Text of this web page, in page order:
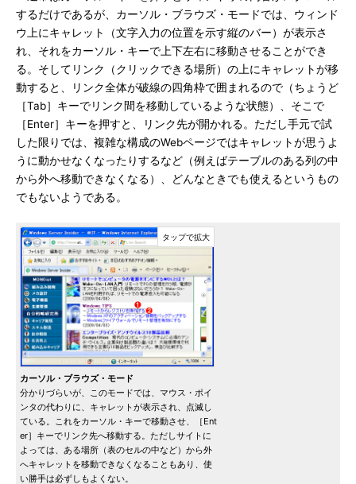
するだけであるが、カーソル・ブラウズ・モードでは、ウィンド
ウ上にキャレット（文字入力の位置を示す縦のバー）が表示さ
れ、それをカーソル・キーで上下左右に移動させることができ
る。そしてリンク（クリックできる場所）の上にキャレットが移
動すると、リンク全体が破線の四角枠で囲まれるので（ちょうど
［Tab］キーでリンク間を移動しているような状態）、そこで
［Enter］キーを押すと、リンク先が開かれる。ただし手元で試
した限りでは、複雑な構成のWebページではキャレットが思うよ
うに動かせなくなったりするなど（例えばテーブルのある列の中
から外へ移動できなくなる）、どんなときでも使えるというもの
でもないようである。
カーソル・ブラウズ・モード
分かりづらいが、このモードでは、マウス・ポイ
ンタの代わりに、キャレットが表示され、点滅し
ている。これをカーソル・キーで移動させ、［Ent
er］キーでリンク先へ移動する。ただしサイトに
よっては、ある場所（表のセルの中など）から外
へキャレットを移動できなくなることもあり、使
い勝手は必ずしもよくない。